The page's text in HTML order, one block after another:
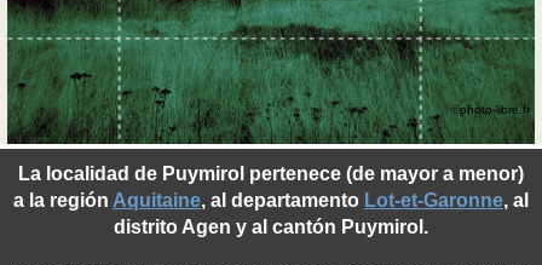
La localidad de Puymirol pertenece (de mayor a menor)
a la región Aquitaine, al departamento Lot-et-Garonne, al
distrito Agen y al cantón Puymirol.
©photo-libre.fr